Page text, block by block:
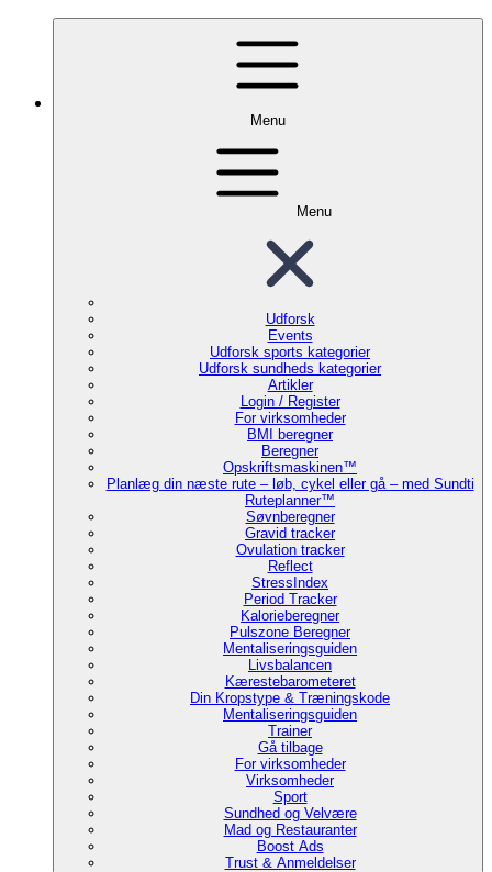
Menu
Menu
Udforsk
Events
Udforsk sports kategorier
Udforsk sundheds kategorier
Artikler
Login / Register
For virksomheder
BMI beregner
Beregner
Opskriftsmaskinen™
Planlæg din næste rute – løb, cykel eller gå – med Sundti
Ruteplanner™
Søvnberegner
Gravid tracker
Ovulation tracker
Reflect
StressIndex
Period Tracker
Kalorieberegner
Pulszone Beregner
Mentaliseringsguiden
Livsbalancen
Kærestebarometeret
Din Kropstype & Træningskode
Mentaliseringsguiden
Trainer
Gå tilbage
For virksomheder
Virksomheder
Sport
Sundhed og Velvære
Mad og Restauranter
Boost Ads
Trust & Anmeldelser